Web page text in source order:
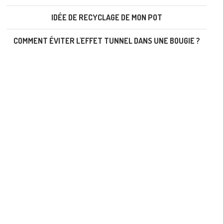
IDÉE DE RECYCLAGE DE MON POT
COMMENT ÉVITER L'EFFET TUNNEL DANS UNE BOUGIE ?